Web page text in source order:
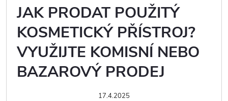
JAK PRODAT POUŽITÝ
KOSMETICKÝ PŘÍSTROJ?
VYUŽIJTE KOMISNÍ NEBO
BAZAROVÝ PRODEJ
17.4.2025